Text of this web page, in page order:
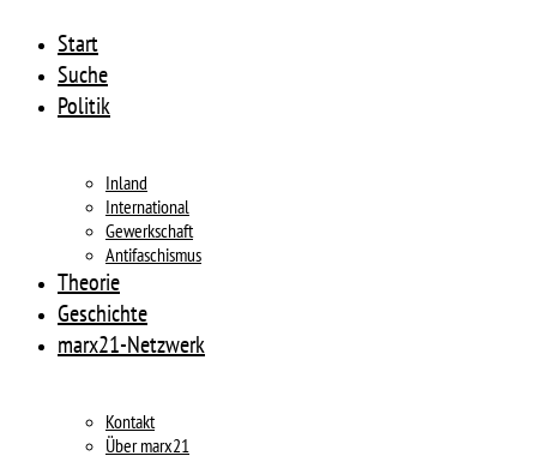
Start
Suche
Politik
Inland
International
Gewerkschaft
Antifaschismus
Theorie
Geschichte
marx21-Netzwerk
Kontakt
Über marx21